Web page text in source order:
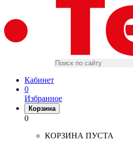
Кабинет
0
Избранное
Корзина
0
КОРЗИНА ПУСТА